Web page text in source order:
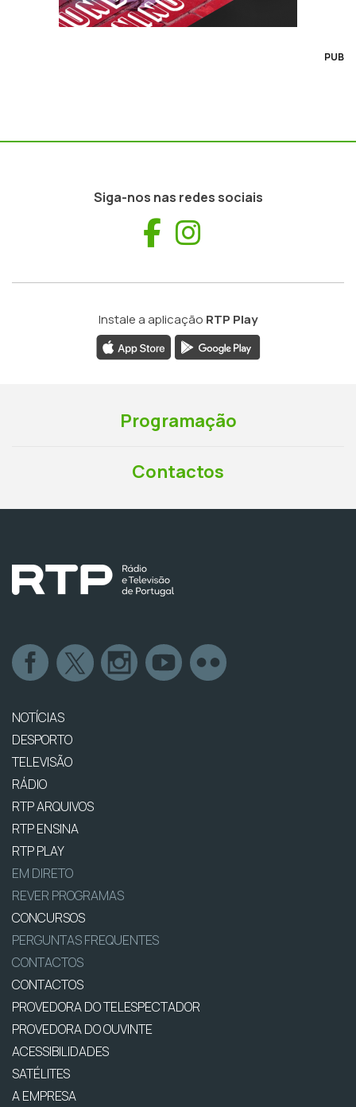
PUB
Siga-nos nas redes sociais
Facebook
Instale a aplicação RTP Play
Programação
Contactos
NOTÍCIAS
DESPORTO
TELEVISÃO
RÁDIO
RTP ARQUIVOS
RTP ENSINA
RTP PLAY
EM DIRETO
REVER PROGRAMAS
CONCURSOS
PERGUNTAS FREQUENTES
CONTACTOS
CONTACTOS
PROVEDORA DO TELESPECTADOR
PROVEDORA DO OUVINTE
ACESSIBILIDADES
SATÉLITES
A EMPRESA